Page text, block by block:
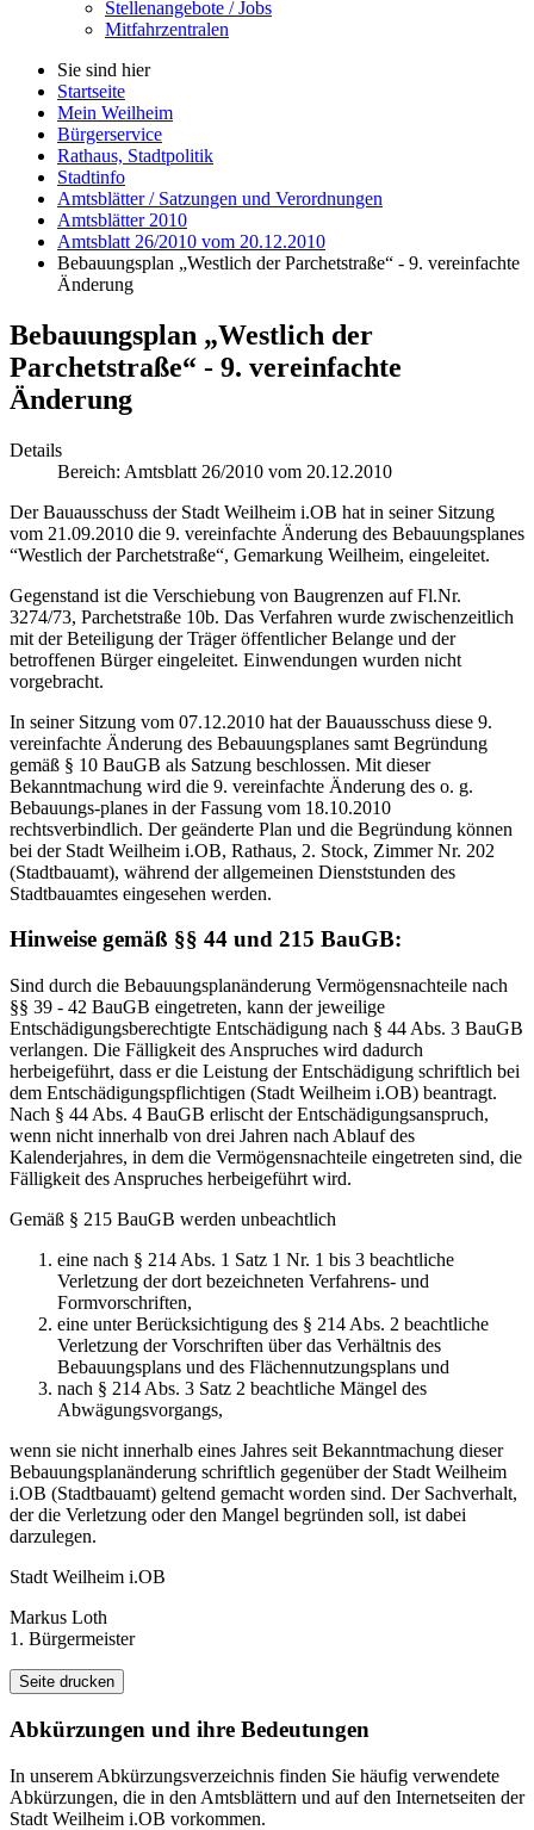
Stellenangebote / Jobs
Mitfahrzentralen
Sie sind hier
Startseite
Mein Weilheim
Bürgerservice
Rathaus, Stadtpolitik
Stadtinfo
Amtsblätter / Satzungen und Verordnungen
Amtsblätter 2010
Amtsblatt 26/2010 vom 20.12.2010
Bebauungsplan „Westlich der Parchetstraße“ - 9. vereinfachte
Änderung
Bebauungsplan „Westlich der
Parchetstraße“ - 9. vereinfachte
Änderung
Details
Bereich: Amtsblatt 26/2010 vom 20.12.2010
Der Bauausschuss der Stadt Weilheim i.OB hat in seiner Sitzung
vom 21.09.2010 die 9. vereinfachte Änderung des Bebauungsplanes
“Westlich der Parchetstraße“, Gemarkung Weilheim, eingeleitet.
Gegenstand ist die Verschiebung von Baugrenzen auf Fl.Nr.
3274/73, Parchetstraße 10b. Das Verfahren wurde zwischenzeitlich
mit der Beteiligung der Träger öffentlicher Belange und der
betroffenen Bürger eingeleitet. Einwendungen wurden nicht
vorgebracht.
In seiner Sitzung vom 07.12.2010 hat der Bauausschuss diese 9.
vereinfachte Änderung des Bebauungsplanes samt Begründung
gemäß § 10 BauGB als Satzung beschlossen. Mit dieser
Bekanntmachung wird die 9. vereinfachte Änderung des o. g.
Bebauungs-planes in der Fassung vom 18.10.2010
rechtsverbindlich. Der geänderte Plan und die Begründung können
bei der Stadt Weilheim i.OB, Rathaus, 2. Stock, Zimmer Nr. 202
(Stadtbauamt), während der allgemeinen Dienststunden des
Stadtbauamtes eingesehen werden.
Hinweise gemäß §§ 44 und 215 BauGB:
Sind durch die Bebauungsplanänderung Vermögensnachteile nach
§§ 39 - 42 BauGB eingetreten, kann der jeweilige
Entschädigungsberechtigte Entschädigung nach § 44 Abs. 3 BauGB
verlangen. Die Fälligkeit des Anspruches wird dadurch
herbeigeführt, dass er die Leistung der Entschädigung schriftlich bei
dem Entschädigungspflichtigen (Stadt Weilheim i.OB) beantragt.
Nach § 44 Abs. 4 BauGB erlischt der Entschädigungsanspruch,
wenn nicht innerhalb von drei Jahren nach Ablauf des
Kalenderjahres, in dem die Vermögensnachteile eingetreten sind, die
Fälligkeit des Anspruches herbeigeführt wird.
Gemäß § 215 BauGB werden unbeachtlich
eine nach § 214 Abs. 1 Satz 1 Nr. 1 bis 3 beachtliche
Verletzung der dort bezeichneten Verfahrens- und
Formvorschriften,
eine unter Berücksichtigung des § 214 Abs. 2 beachtliche
Verletzung der Vorschriften über das Verhältnis des
Bebauungsplans und des Flächennutzungsplans und
nach § 214 Abs. 3 Satz 2 beachtliche Mängel des
Abwägungsvorgangs,
wenn sie nicht innerhalb eines Jahres seit Bekanntmachung dieser
Bebauungsplanänderung schriftlich gegenüber der Stadt Weilheim
i.OB (Stadtbauamt) geltend gemacht worden sind. Der Sachverhalt,
der die Verletzung oder den Mangel begründen soll, ist dabei
darzulegen.
Stadt Weilheim i.OB
Markus Loth
1. Bürgermeister
Seite drucken
Abkürzungen und ihre Bedeutungen
In unserem Abkürzungsverzeichnis finden Sie häufig verwendete
Abkürzungen, die in den Amtsblättern und auf den Internetseiten der
Stadt Weilheim i.OB vorkommen.